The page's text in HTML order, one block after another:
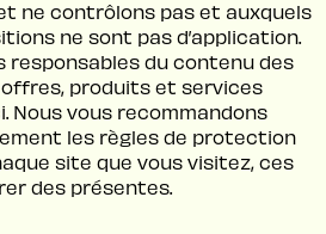
ne contrôlons pas et auxquels
ne sont pas d’application.
responsables du contenu des
produits et services
Nous vous recommandons
les règles de protection
site que vous visitez, ces
des présentes.